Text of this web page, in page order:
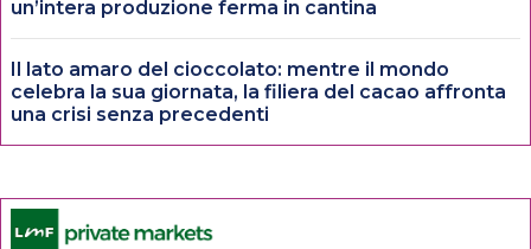
un’intera produzione ferma in cantina
Il lato amaro del cioccolato: mentre il mondo
celebra la sua giornata, la filiera del cacao affronta
una crisi senza precedenti